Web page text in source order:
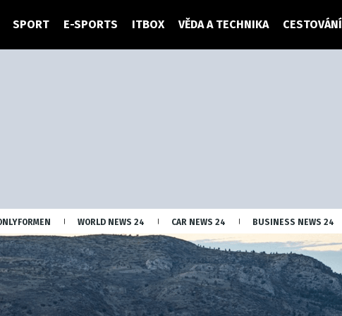
SPORT E-SPORTS ITBOX VĚDA A TECHNIKA CESTOVÁNÍ
WORLD NEWS 24 CAR NEWS 24 BUSINESS NEWS 24